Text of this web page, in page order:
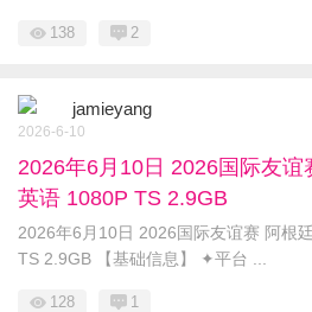
138 2
jamieyang
2026-6-10
2026年6月10日 2026国际友
英语 1080P TS 2.9GB
2026年6月10日 2026国际友谊赛 阿根
TS 2.9GB 【基础信息】 ✦平台 ...
128 1